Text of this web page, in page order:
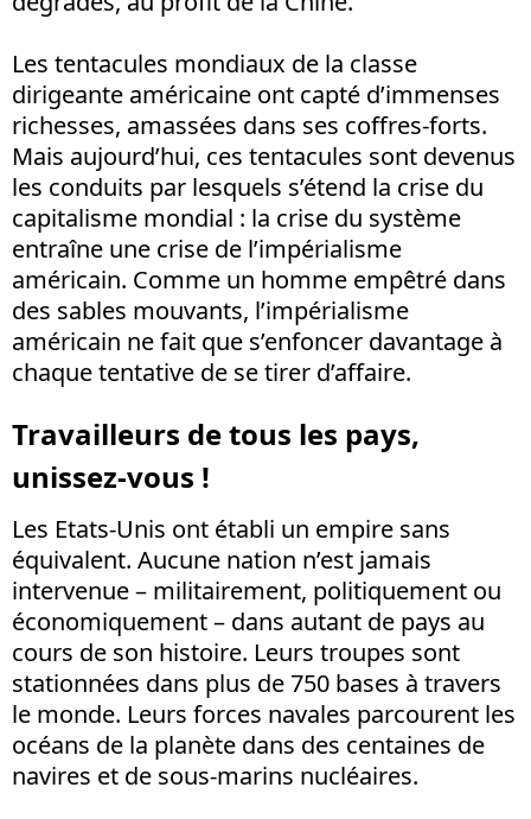
Les tentacules mondiaux de la classe
dirigeante américaine ont capté d’immenses
richesses, amassées dans ses coffres-forts.
Mais aujourd’hui, ces tentacules sont devenus
les conduits par lesquels s’étend la crise du
capitalisme mondial : la crise du système
entraîne une crise de l’impérialisme
américain. Comme un homme empêtré dans
des sables mouvants, l’impérialisme
américain ne fait que s’enfoncer davantage à
chaque tentative de se tirer d’affaire.
Travailleurs de tous les pays,
unissez-vous !
Les Etats-Unis ont établi un empire sans
équivalent. Aucune nation n’est jamais
intervenue – militairement, politiquement ou
économiquement – dans autant de pays au
cours de son histoire. Leurs troupes sont
stationnées dans plus de 750 bases à travers
le monde. Leurs forces navales parcourent les
océans de la planète dans des centaines de
navires et de sous-marins nucléaires.